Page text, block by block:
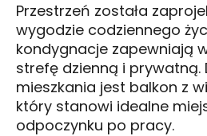
Przestrzeń została
wygodzie codziennego
kondygnacje zapewniają
strefę dzienną i prywatną.
mieszkania jest balkon z
który stanowi idealne
odpoczynku po pracy.